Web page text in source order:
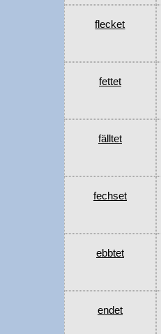
flecket
fettet
fälltet
fechset
ebbtet
endet